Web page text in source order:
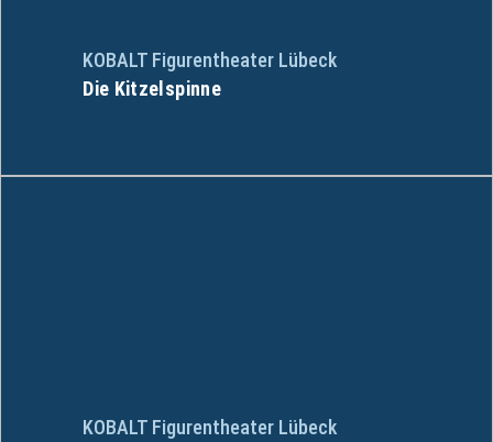
KOBALT Figurentheater Lübeck
Die Kitzelspinne
KOBALT Figurentheater Lübeck